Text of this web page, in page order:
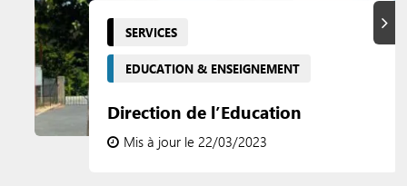
SERVICES
EDUCATION & ENSEIGNEMENT
Direction de l’Education
Mis à jour le 22/03/2023